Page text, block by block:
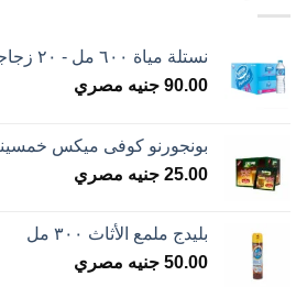
نستلة مياة ٦٠٠ مل - ٢٠ زجاجة
90.00 جنيه مصري
بونجورنو كوفى ميكس خمسينة - ١٢
25.00 جنيه مصري
بليدج ملمع الأثاث ٣٠٠ مل
50.00 جنيه مصري